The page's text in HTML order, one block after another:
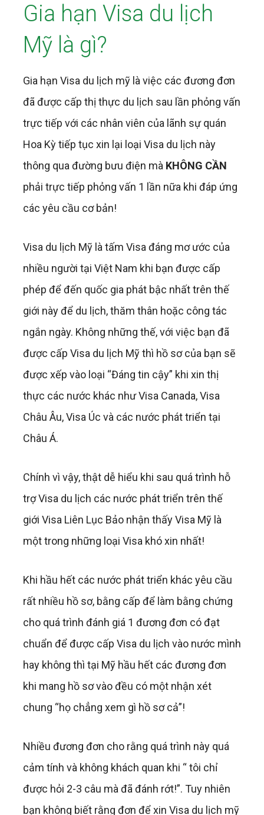
Gia hạn Visa du lịch
Mỹ là gì?
Gia hạn Visa du lịch mỹ là việc các đương đơn
đã được cấp thị thực du lịch sau lần phỏng vấn
trực tiếp với các nhân viên của lãnh sự quán
Hoa Kỳ tiếp tục xin lại loại Visa du lịch này
thông qua đường bưu điện mà KHÔNG CẦN
phải trực tiếp phỏng vấn 1 lần nữa khi đáp ứng
các yêu cầu cơ bản!
Visa du lịch Mỹ là tấm Visa đáng mơ ước của
nhiều người tại Việt Nam khi bạn được cấp
phép để đến quốc gia phát bậc nhất trên thế
giới này để du lịch, thăm thân hoặc công tác
ngắn ngày. Không những thế, với việc bạn đã
được cấp Visa du lịch Mỹ thì hồ sơ của bạn sẽ
được xếp vào loại “Đáng tin cậy” khi xin thị
thực các nước khác như Visa Canada, Visa
Châu Âu, Visa Úc và các nước phát triển tại
Châu Á.
Chính vì vậy, thật dễ hiểu khi sau quá trình hỗ
trợ Visa du lịch các nước phát triển trên thế
giới Visa Liên Lục Bảo nhận thấy Visa Mỹ là
một trong những loại Visa khó xin nhất!
Khi hầu hết các nước phát triển khác yêu cầu
rất nhiều hồ sơ, bằng cấp để làm bằng chứng
cho quá trình đánh giá 1 đương đơn có đạt
chuẩn để được cấp Visa du lịch vào nước mình
hay không thì tại Mỹ hầu hết các đương đơn
khi mang hồ sơ vào đều có một nhận xét
chung “họ chẳng xem gì hồ sơ cả”!
Nhiều đương đơn cho rằng quá trình này quá
cảm tính và không khách quan khi “ tôi chỉ
được hỏi 2-3 câu mà đã đánh rớt!”. Tuy nhiên
bạn không biết rằng đơn để xin Visa du lịch mỹ